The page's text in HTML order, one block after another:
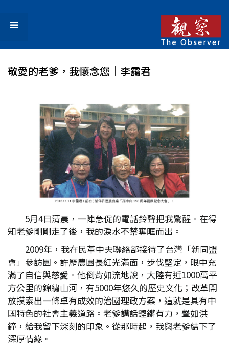
敬愛的老爹，我懷念您│李靄君
5月4日清晨，一陣急促的電話鈴聲把我驚醒。在得
知老爹剛剛走了後，我的淚水不禁奪眶而出。
2009年，我在民革中央聯絡部接待了台灣「新同盟
會」參訪團。許歷農團長紅光滿面，步伐堅定，眼中充
滿了自信與慈愛。他倒背如流地說，大陸有近1000萬平
方公里的錦繡山河，有5000年悠久的歷史文化；改革開
放摸索出一條卓有成效的治國理政方案，這就是具有中
國特色的社會主義道路。老爹講話鏗鏘有力，聲如洪
鐘，給我留下深刻的印象。從那時起，我與老爹結下了
深厚情緣。